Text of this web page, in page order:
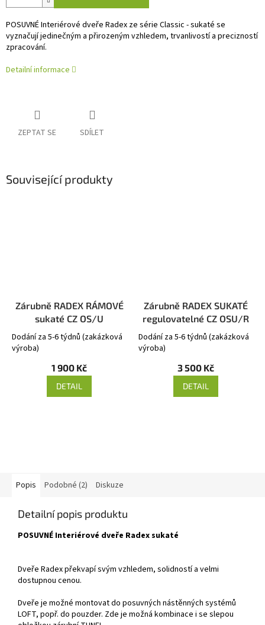
POSUVNÉ Interiérové dveře Radex ze série Classic - sukaté se
vyznačují jedinečným a přirozeným vzhledem, trvanlivostí a precizností
zpracování.
Detailní informace
ZEPTAT SE SDÍLET
Související produkty
Zárubně RADEX RÁMOVÉ
sukaté CZ OS/U
Dodání za 5-6 týdnů (zakázková
výroba)
1 900 Kč
DETAIL
Zárubně RADEX SUKATÉ
regulovatelné CZ OSU/R
Dodání za 5-6 týdnů (zakázková
výroba)
3 500 Kč
DETAIL
Popis Podobné (2) Diskuze
Detailní popis produktu
POSUVNÉ Interiérové dveře Radex sukaté
Dveře Radex překvapí svým vzhledem, solidností a velmi
dostupnou cenou.
Dveře je možné montovat do posuvných nástěnných systémů
LOFT, popř. do pouzder. Zde je možná kombinace i se slepou